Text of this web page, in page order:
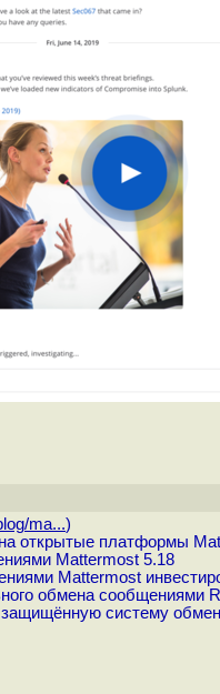
ma...)
открытые платформы
Mattermost 5.18
Mattermost
обмена сообщениями
защищённую систему